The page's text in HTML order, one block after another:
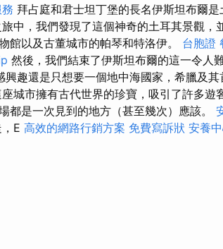
拜占庭和君士坦丁堡的長名伊斯坦布爾
中，我們發現了這個神奇的土耳其景觀，
館以及古董城市的帕琴和特洛伊。 台胞證
然後，我們結束了伊斯坦布爾的這一令人
興趣還是只想要一個地中海國家，希臘及其
城市擁有古代世界的珍寶，吸引了許多遊
都是一次見到的地方（甚至幾次）應該。
E 高效的網路行銷方案 免費寫訴狀 安養